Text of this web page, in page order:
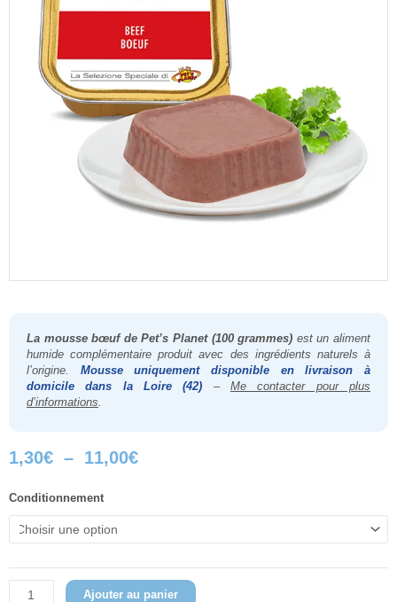
La mousse bœuf de Pet’s Planet (100 grammes) est un aliment
humide complémentaire produit avec des ingrédients naturels à
l’origine. Mousse uniquement disponible en livraison à
domicile dans la Loire (42) –Me contacter pour plus
d’informations.
1,30€ – 11,00€Plage
à
Conditionnement
quantité
Mousse
Bœuf
Planet
100g
Ajouter au panier